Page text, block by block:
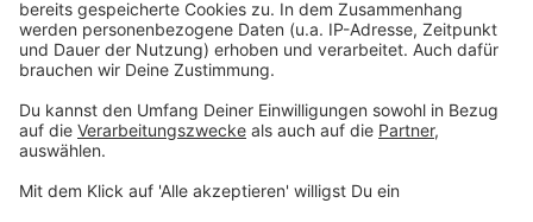
weiter steigen. Demnach sind vor zehn Jahren 31
Prozent aller Prüflinge durch ihre Führerscheinprüfung
Zurückzuführen sei das auf mehr Verkehrsteilnehmer
im Straßenverkehr. Außerdem würden Autos immer
das Fahren erschwert.